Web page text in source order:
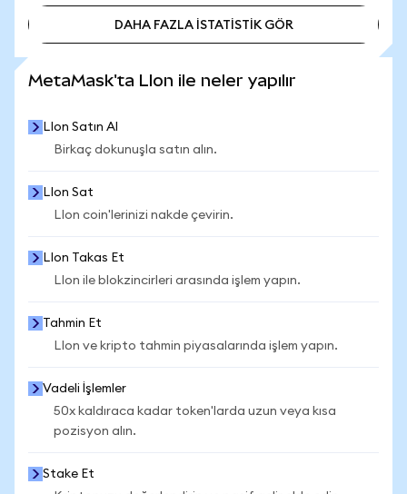
DAHA FAZLA İSTATİSTİK GÖR
MetaMask'ta LIon ile neler yapılır
LIon Satın Al
Birkaç dokunuşla satın alın.
LIon Sat
LIon coin'lerinizi nakde çevirin.
LIon Takas Et
LIon ile blokzincirleri arasında işlem yapın.
Tahmin Et
LIon ve kripto tahmin piyasalarında işlem yapın.
Vadeli İşlemler
50x kaldıraca kadar token'larda uzun veya kısa
pozisyon alın.
Stake Et